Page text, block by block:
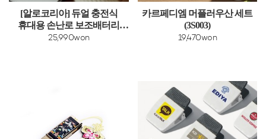
[알로코리아] 듀얼 충전식
휴대용 손난로 보조배터리
WM501T [5000mAh]
25,990won
카르페디엠 머플러우산 세트
(3S003)
19,470won